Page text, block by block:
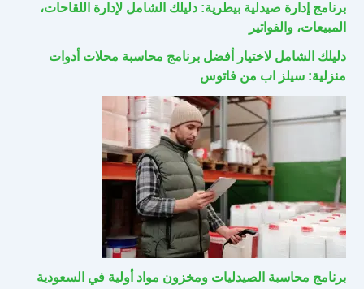
برنامج إدارة صيدلية بيطرية: دليلك الشامل لإدارة اللقاحات،
المبيعات، والفواتير
دليلك الشامل لاختيار أفضل برنامج محاسبة محلات أدوات
منزلية: سيلز اب من فاتوس
برنامج محاسبة الصيدليات ومخزون مواد أولية في السعودية